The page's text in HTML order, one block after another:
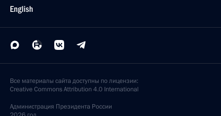
English
Все материалы сайта доступны по лицензии:
Creative Commons Attribution 4.0 International
Администрация Президента России